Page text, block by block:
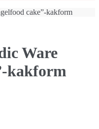
cake”-kakform
Ware
kakform